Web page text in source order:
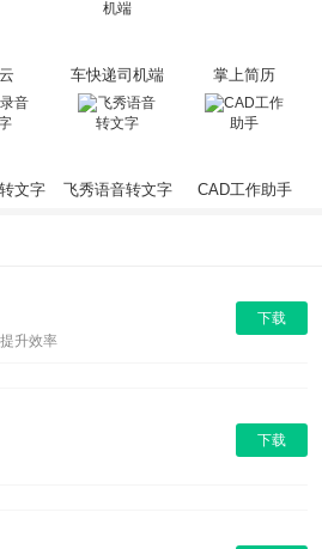
同的文档格式，并且能够在线阅读。
，并且也可以直接去开启扫描的功能。
时去添加不同的文件夹。
的问题，修复了所有PDF文件在打开时
得心应手，并且能够随时去打开不同的
车快递司机端 掌上简历
文字 飞秀语音转文字 CAD工作助手
下载
升效率
下载